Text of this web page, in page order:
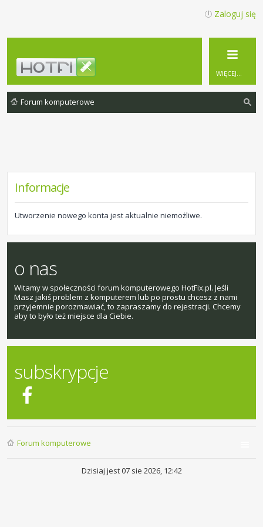
Zaloguj się
WIĘCEJ…
Forum komputerowe
Informacje
Utworzenie nowego konta jest aktualnie niemożliwe.
o nas
Witamy w społeczności forum komputerowego HotFix.pl. Jeśli
Masz jakiś problem z komputerem lub po prostu chcesz z nami
przyjemnie porozmawiać, to zapraszamy do rejestracji. Chcemy
aby to było też miejsce dla Ciebie.
subskrypcje
Forum komputerowe
Dzisiaj jest 07 sie 2026, 12:42